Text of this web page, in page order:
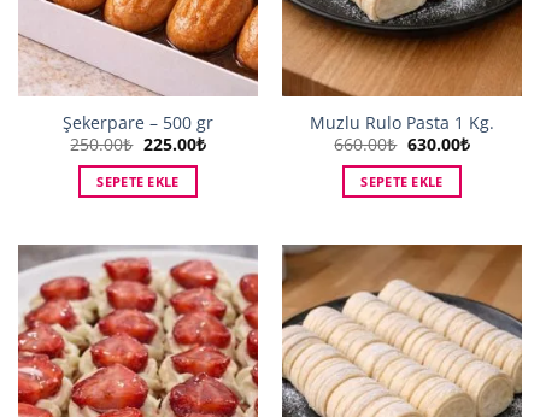
Şekerpare – 500 gr
250.00₺ Orijinal
fiyat:
250.00₺.
225.00₺Şu
SEPETE EKLE
Muzlu Rulo Pasta 1 Kg.
660.00₺ Orijinal
fiyat:
660.00₺.
630.00₺Şu
SEPETE EKLE